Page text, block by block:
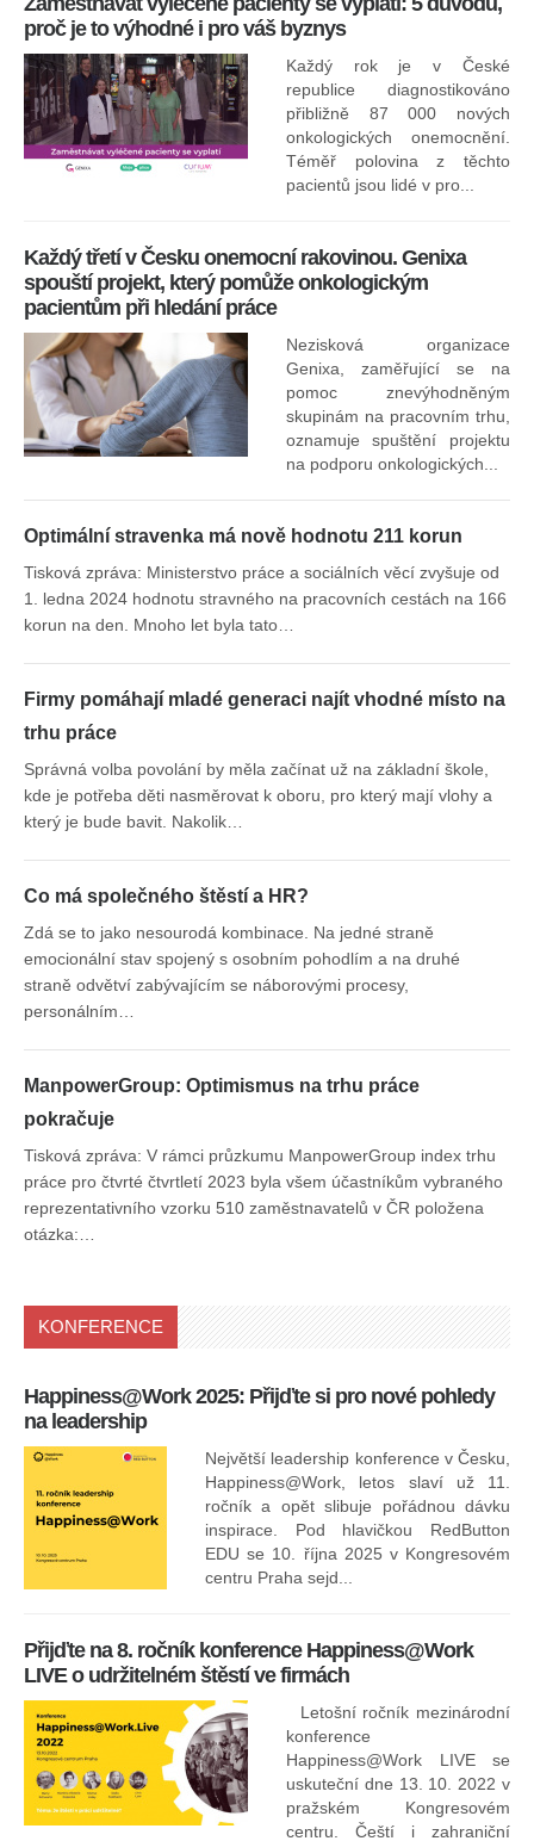
proč je to výhodné i pro váš byznys
Každý rok je v České
republice diagnostikováno
přibližně 87 000 nových
onkologických onemocnění.
Téměř polovina z těchto
pacientů jsou lidé v pro...
Každý třetí v Česku onemocní rakovinou. Genixa
spouští projekt, který pomůže onkologickým
pacientům při hledání práce
Nezisková organizace
Genixa, zaměřující se na
pomoc znevýhodněným
skupinám na pracovním trhu,
oznamuje spuštění projektu
na podporu onkologických...
Optimální stravenka má nově hodnotu 211 korun
Tisková zpráva: Ministerstvo práce a sociálních věcí zvyšuje od
1. ledna 2024 hodnotu stravného na pracovních cestách na 166
korun na den. Mnoho let byla tato…
Firmy pomáhají mladé generaci najít vhodné místo na
trhu práce
Správná volba povolání by měla začínat už na základní škole,
kde je potřeba děti nasměrovat k oboru, pro který mají vlohy a
který je bude bavit. Nakolik…
Co má společného štěstí a HR?
Zdá se to jako nesourodá kombinace. Na jedné straně
emocionální stav spojený s osobním pohodlím a na druhé
straně odvětví zabývajícím se náborovými procesy,
personálním…
ManpowerGroup: Optimismus na trhu práce
pokračuje
Tisková zpráva: V rámci průzkumu ManpowerGroup index trhu
práce pro čtvrté čtvrtletí 2023 byla všem účastníkům vybraného
reprezentativního vzorku 510 zaměstnavatelů v ČR položena
otázka:…
KONFERENCE
Happiness@Work 2025: Přijďte si pro nové pohledy
na leadership
Největší leadership konference v Česku,
Happiness@Work, letos slaví už 11.
ročník a opět slibuje pořádnou dávku
inspirace. Pod hlavičkou RedButton
EDU se 10. října 2025 v Kongresovém
centru Praha sejd...
Přijďte na 8. ročník konference Happiness@Work
LIVE o udržitelném štěstí ve firmách
Letošní ročník mezinárodní
konference
Happiness@Work LIVE se
uskuteční dne 13. 10. 2022 v
pražském Kongresovém
centru. Čeští i zahraniční